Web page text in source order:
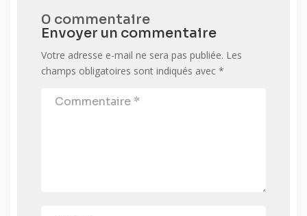
0 commentaire
Envoyer un commentaire
Votre adresse e-mail ne sera pas publiée. Les
champs obligatoires sont indiqués avec *